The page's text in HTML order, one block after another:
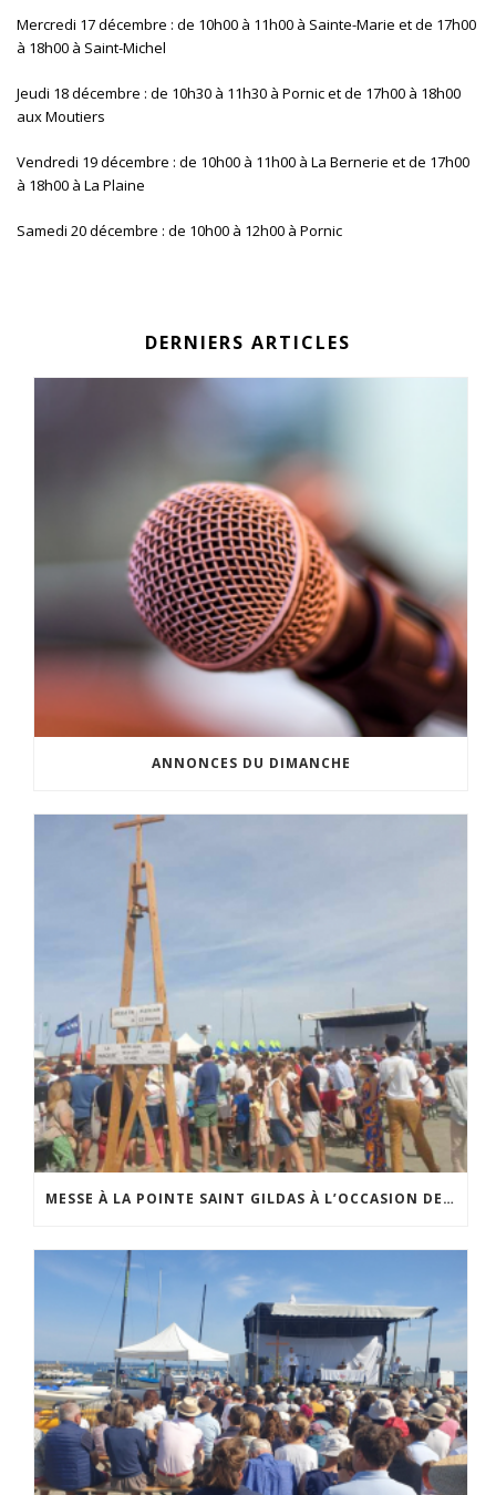
Mercredi 17 décembre : de 10h00 à 11h00 à Sainte-Marie et de 17h00
à 18h00 à Saint-Michel
Jeudi 18 décembre : de 10h30 à 11h30 à Pornic et de 17h00 à 18h00
aux Moutiers
Vendredi 19 décembre : de 10h00 à 11h00 à La Bernerie et de 17h00
à 18h00 à La Plaine
Samedi 20 décembre : de 10h00 à 12h00 à Pornic
DERNIERS ARTICLES
ANNONCES DU DIMANCHE
MESSE À LA POINTE SAINT GILDAS À L’OCCASION DE LA FÊTE DE LA MER